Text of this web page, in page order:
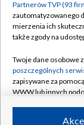
Centrum
Naziemna
Rada
System NOS
Informacje o
Partnerów TVP (93
zautomatyzowanego
mierzenia ich
także zgody na
Twoje dane osobowe
poszczególnych
zapisywane za
WWW lub innych